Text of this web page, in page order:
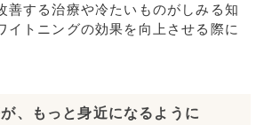
善する治療や冷たいものがしみる知
イトニングの効果を向上させる際に
、もっと身近になるように